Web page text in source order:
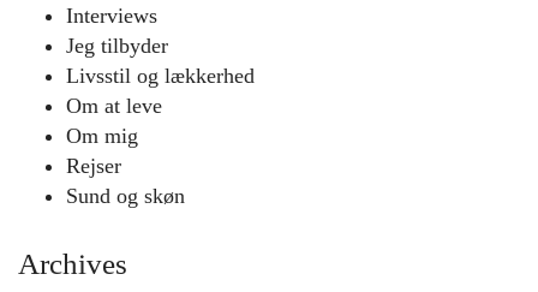
Interviews
Jeg tilbyder
Livsstil og lækkerhed
Om at leve
Om mig
Rejser
Sund og skøn
Archives